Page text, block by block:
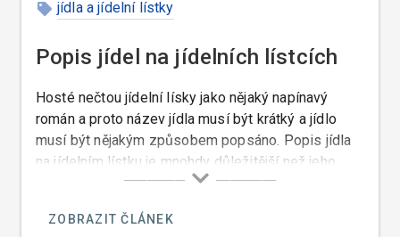
jídla a jídelní lístky
Popis jídel na jídelních lístcích
Hosté nečtou jídelní lísky jako nějaký napínavý
román a proto název jídla musí být krátký a jídlo
musí být nějakým způsobem popsáno. Popis jídla
na jídelním lístku je mnohdy důležitější než jeho
název. Popis jídel úzce souvisí s jejich názvy nebo
takové jídlo popisuje, ale musí to být někdo kdo k
ZOBRAZIT ČLÁNEK